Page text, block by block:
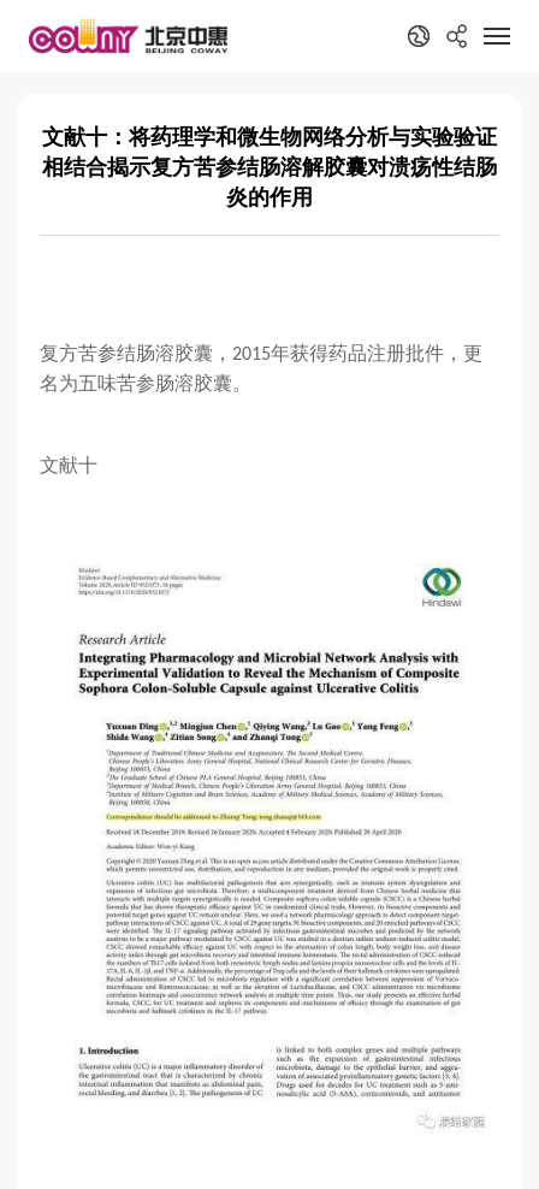
文献十：将药理学和微生物网络分析与实验验证
相结合揭示复方苦参结肠溶解胶囊对溃疡性结肠
炎的作用
复方苦参结肠溶胶囊， 2015年获得药品注册批件，更
名为五味苦参肠溶胶囊。
文献十